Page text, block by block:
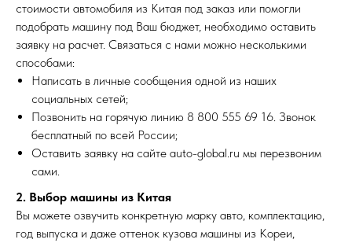
стоимости автомобиля из Китая под заказ или помогли
подобрать машину под Ваш бюджет, необходимо оставить
заявку на расчет. Связаться с нами можно несколькими
способами:
Написать в личные сообщения одной из наших
социальных сетей;
Позвонить на горячую линию 8 800 555 69 16. Звонок
бесплатный по всей России;
Оставить заявку на сайте auto-global.ru мы перезвоним
сами.
2. Выбор машины из Китая
Вы можете озвучить конкретную марку авто, комплектацию,
год выпуска и даже оттенок кузова машины из Кореи,